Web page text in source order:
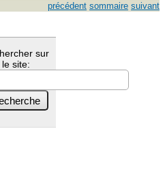
précédent sommaire suivant
sur
le site: